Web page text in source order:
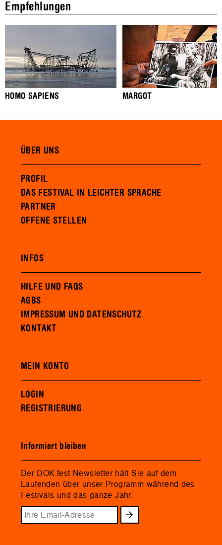
Empfehlungen
HOMO SAPIENS MARGOT
ÜBER UNS
PROFIL
DAS FESTIVAL IN LEICHTER SPRACHE
PARTNER
OFFENE STELLEN
INFOS
HILFE UND FAQS
AGBS
IMPRESSUM UND DATENSCHUTZ
KONTAKT
MEIN KONTO
LOGIN
REGISTRIERUNG
Informiert bleiben
Der DOK.fest Newsletter hält Sie auf dem
Laufenden über unser Programm während des
Festivals und das ganze Jahr.